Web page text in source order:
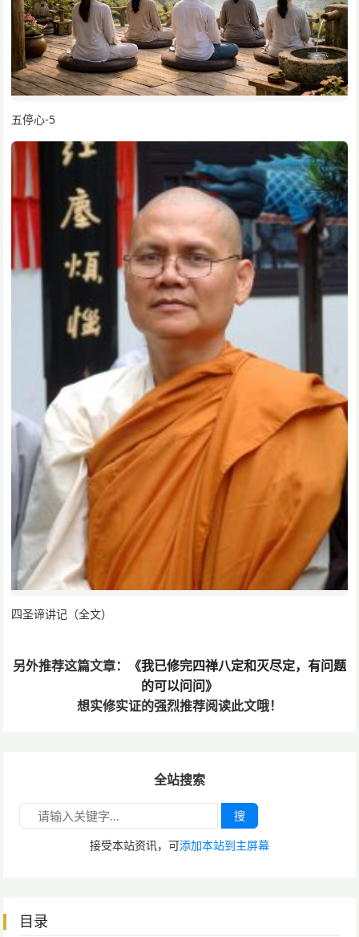
五停心-5
四圣谛讲记（全文）
另外推荐这篇文章：
《我已修完四禅八定和灭尽定，有问题
的可以问问》
想实修实证的强烈推荐阅读此文哦！
全站搜索
搜
接受本站资讯，可添加本站到主屏幕
目录